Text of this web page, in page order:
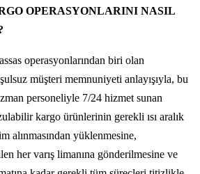
OPERASYONLARINI NASIL
operasyonlarından biri olan
müşteri memnuniyeti anlayışıyla, bu
personeliyle 7/24 hizmet sunan
kargo ürünlerinin gerekli ısı aralık
alınmasından yüklenmesine,
her varış limanına gönderilmesine ve